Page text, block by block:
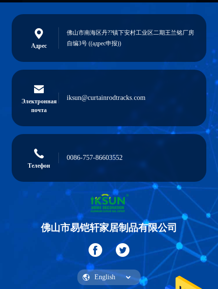
Адрес
佛山市南海区丹??镇下安村工业区二期王兰铭厂房
自编3号 ((адрес申报))
Электронная
почта
iksun@curtainrodtracks.com
Телефон
0086-757-86603552
佛山市易铠轩家居制品有限公司